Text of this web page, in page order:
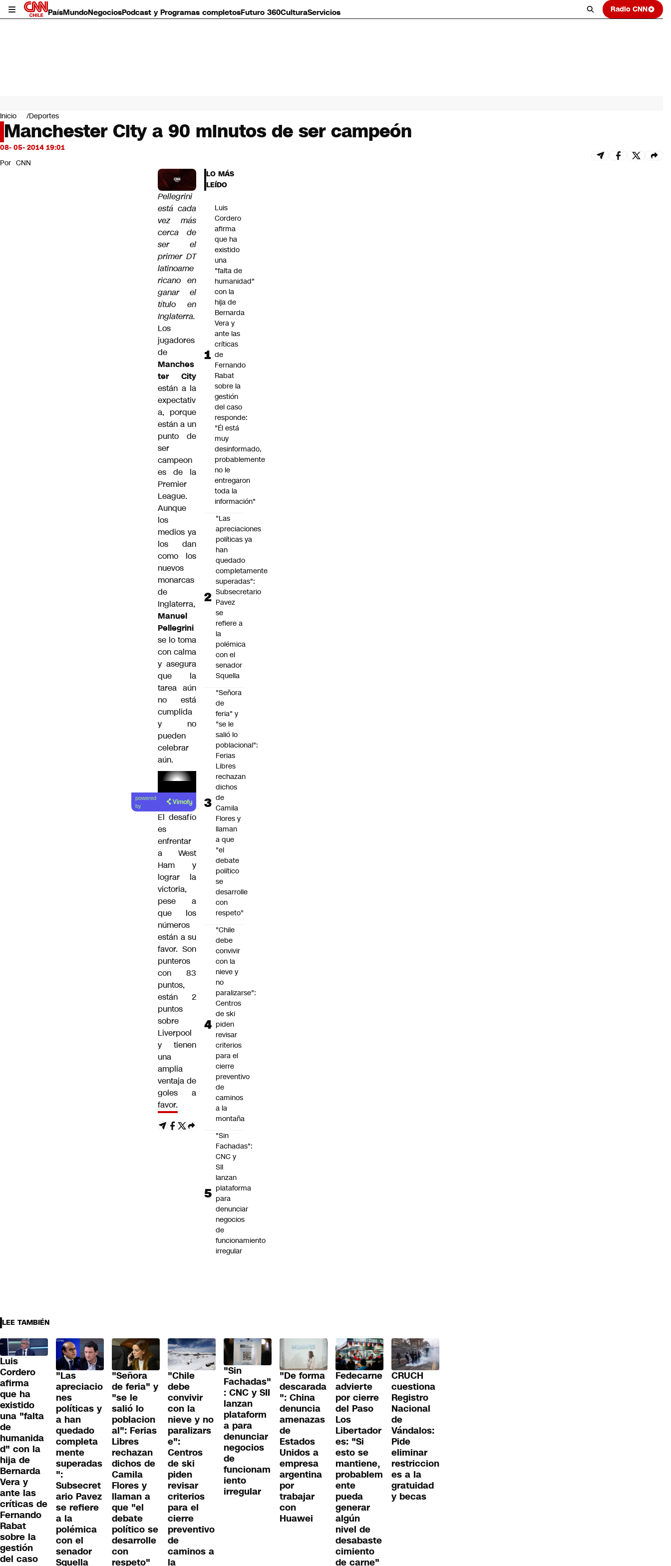
PaísMundoNegociosPodcast y Programas completosFuturo 360CulturaServicios Radio CNN
Mundo
Negocios
Deportes
Programas completos
Servicios
Inicio Deportes
Manchester City a 90 minutos de ser campeón
08- 05- 2014 19:01
Por CNN
Pellegrini
está cada
vez más
cerca de
ser el
primer DT
latinoame
ricano en
ganar el
título en
Inglaterra.
Los
jugadores
de
Manches
ter City
están a la
expectativ
a, porque
están a un
punto de
ser
campeon
es de la
Premier
League.
Aunque
los
medios ya
los dan
como los
nuevos
monarcas
de
Inglaterra,
Manuel
Pellegrini
se lo toma
con calma
y asegura
que la
tarea aún
no está
cumplida
y no
pueden
celebrar
aún.
powered
by
El desafío
es
enfrentar
a West
Ham y
lograr la
victoria,
pese a
que los
números
están a su
favor. Son
punteros
con 83
puntos,
están 2
puntos
sobre
Liverpool
y tienen
una
amplia
ventaja de
goles a
favor.
LO MÁS
LEÍDO
Luis
Cordero
afirma
que ha
existido
una
"falta de
humanidad"
con la
hija de
Bernarda
Vera y
ante las
críticas
de
Fernando
Rabat
sobre la
gestión
del caso
responde:
"Él está
muy
desinformado,
probablemente
no le
entregaron
toda la
información"
"Las
apreciaciones
políticas ya
han
quedado
completamente
superadas":
Subsecretario
Pavez
se
refiere a
la
polémica
con el
senador
Squella
"Señora
de
feria" y
"se le
salió lo
poblacional":
Ferias
Libres
rechazan
dichos
de
Camila
Flores y
llaman
a que
"el
debate
político
se
desarrolle
con
respeto"
"Chile
debe
convivir
con la
nieve y
no
paralizarse":
Centros
de ski
piden
revisar
criterios
para el
cierre
preventivo
de
caminos
a la
montaña
"Sin
Fachadas":
CNC y
SII
lanzan
plataforma
para
denunciar
negocios
de
funcionamiento
irregular
LEE TAMBIÉN
Luis
Cordero
afirma
que ha
existido
una "falta
de
humanida
d" con la
hija de
Bernarda
Vera y
ante las
críticas de
Fernando
Rabat
sobre la
gestión
del caso
"Las
apreciacio
nes
políticas y
a han
quedado
completa
mente
superadas
":
Subsecret
ario Pavez
se refiere
a la
polémica
con el
senador
Squella
"Señora
de feria" y
"se le
salió lo
poblacion
al": Ferias
Libres
rechazan
dichos de
Camila
Flores y
llaman a
que "el
debate
político se
desarrolle
con
respeto"
"Chile
debe
convivir
con la
nieve y no
paralizars
e":
Centros
de ski
piden
revisar
criterios
para el
cierre
preventivo
de
caminos a
la
"Sin
Fachadas"
: CNC y SII
lanzan
plataform
a para
denunciar
negocios
de
funcionam
iento
irregular
"De forma
descarada
": China
denuncia
amenazas
de
Estados
Unidos a
empresa
argentina
por
trabajar
con
Huawei
Fedecarne
advierte
por cierre
del Paso
Los
Libertador
es: "Si
esto se
mantiene,
probablem
ente
pueda
generar
algún
nivel de
desabaste
cimiento
de carne"
CRUCH
cuestiona
Registro
Nacional
de
Vándalos:
Pide
eliminar
restriccion
es a la
gratuidad
y becas